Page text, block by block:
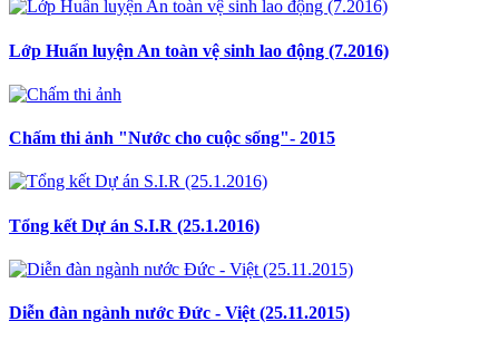
Lớp Huấn luyện An toàn vệ sinh lao động (7.2016)
Chấm thi ảnh "Nước cho cuộc sống"- 2015
Tổng kết Dự án S.I.R (25.1.2016)
Diễn đàn ngành nước Đức - Việt (25.11.2015)